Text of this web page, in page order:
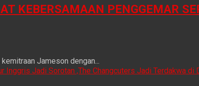
KEBERSAMAAN PENGGEMAR
Jameson dengan...